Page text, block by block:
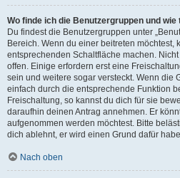
Wo finde ich die Benutzergruppen und
Du findest die Benutzergruppen unter
Bereich. Wenn du einer beitreten möchtest,
entsprechenden Schaltfläche machen.
offen. Einige erfordern erst eine
sein und weitere sogar versteckt. Wenn die
einfach durch die entsprechende Funktion
Freischaltung, so kannst du dich für sie
daraufhin deinen Antrag annehmen. Er
aufgenommen werden möchtest. Bitte
dich ablehnt, er wird einen Grund dafür
Nach oben